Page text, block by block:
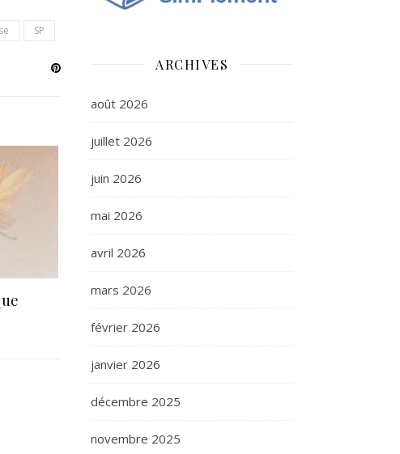
SP
ARCHIVES
août 2026
juillet 2026
juin 2026
mai 2026
avril 2026
mars 2026
février 2026
janvier 2026
décembre 2025
novembre 2025